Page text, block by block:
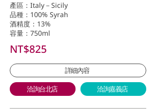
產區：Italy－Sicily
品種：100% Syrah
酒精度：13%
容量：750ml
NT$825
詳細內容
洽詢台北店 洽詢嘉義店